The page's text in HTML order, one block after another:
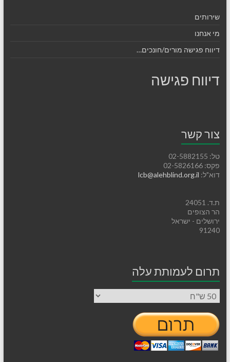
שירותים
מי אנחנו
דיווח פגישה מורים/חונכים…
דיווח פגישה
צור קשר
טל: 02-5882155
פקס: 02-5826166
דוא"ל:
ת.ד. 24051
הר הצופים
ירושלים - ישראל
91240
תרום לעמותת עלה